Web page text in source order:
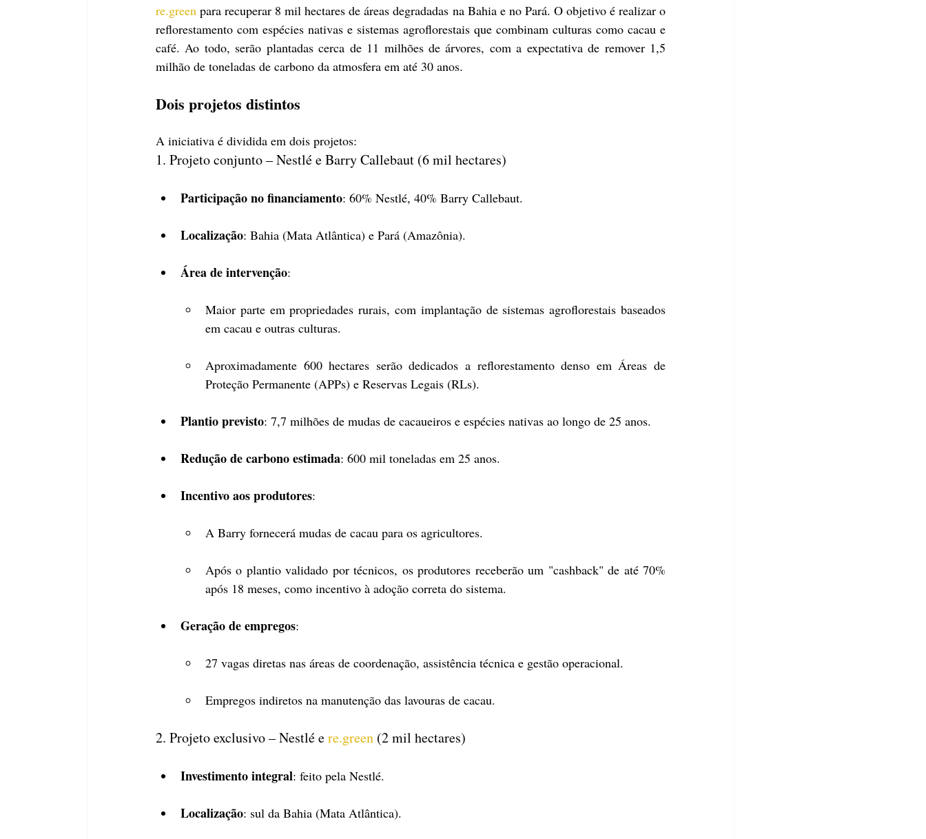
re.green para recuperar 8 mil hectares de áreas degradadas na Bahia e no Pará. O objetivo é realizar o
reflorestamento com espécies nativas e sistemas agroflorestais que combinam culturas como cacau e
café. Ao todo, serão plantadas cerca de 11 milhões de árvores, com a expectativa de remover 1,5
milhão de toneladas de carbono da atmosfera em até 30 anos.
Dois projetos distintos
A iniciativa é dividida em dois projetos:
1. Projeto conjunto – Nestlé e Barry Callebaut (6 mil hectares)
Participação no financiamento: 60% Nestlé, 40% Barry Callebaut.
Localização: Bahia (Mata Atlântica) e Pará (Amazônia).
Área de intervenção:
Maior parte em propriedades rurais, com implantação de sistemas agroflorestais baseados
em cacau e outras culturas.
Aproximadamente 600 hectares serão dedicados a reflorestamento denso em Áreas de
Proteção Permanente (APPs) e Reservas Legais (RLs).
Plantio previsto: 7,7 milhões de mudas de cacaueiros e espécies nativas ao longo de 25 anos.
Redução de carbono estimada: 600 mil toneladas em 25 anos.
Incentivo aos produtores:
A Barry fornecerá mudas de cacau para os agricultores.
Após o plantio validado por técnicos, os produtores receberão um "cashback" de até 70%
após 18 meses, como incentivo à adoção correta do sistema.
Geração de empregos:
27 vagas diretas nas áreas de coordenação, assistência técnica e gestão operacional.
Empregos indiretos na manutenção das lavouras de cacau.
2. Projeto exclusivo – Nestlé e re.green (2 mil hectares)
Investimento integral: feito pela Nestlé.
Localização: sul da Bahia (Mata Atlântica).